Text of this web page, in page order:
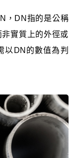
，DN指的是公稱
實質上的外徑或
以DN的數值為判